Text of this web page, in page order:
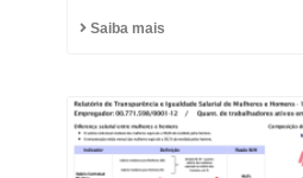
Saiba mais